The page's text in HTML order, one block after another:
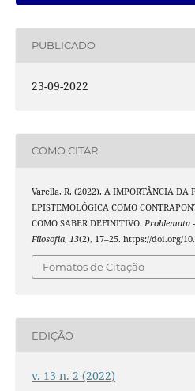
PUBLICADO
23-09-2022
COMO CITAR
Varella, R. (2022). A IMPORTÂNCIA DA
EPISTEMOLÓGICA COMO
COMO SABER DEFINITIVO. Problemata
Filosofia, 13(2), 17–25. https://doi.org/
Fomatos de Citação
EDIÇÃO
v. 13 n. 2 (2022)